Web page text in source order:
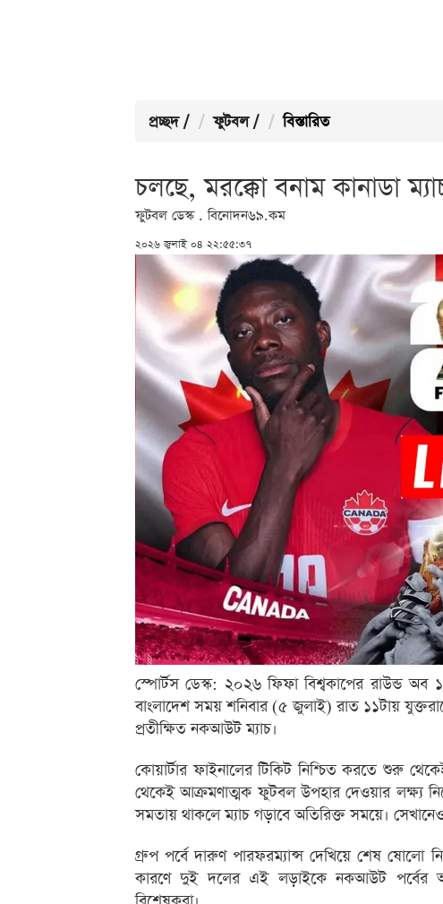
প্রচ্ছদ / ফুটবল / বিস্তারিত
চলছে, মরক্কো বনাম কানাডা
ফুটবল ডেস্ক . বিনোদন৬৯.কম
২০২৬ জুলাই ০৪ ২২:৫৫:৩৭
স্পোর্টস ডেস্ক: ২০২৬ ফিফা বিশ্বকাপের রাউন্ড অব
বাংলাদেশ সময় শনিবার (৫ জুলাই) রাত ১১টায়
প্রতীক্ষিত নকআউট ম্যাচ।
কোয়ার্টার ফাইনালের টিকিট নিশ্চিত করতে শুরু
থেকেই আক্রমণাত্মক ফুটবল উপহার দেওয়ার লক্ষ্য
সমতায় থাকলে ম্যাচ গড়াবে অতিরিক্ত সময়ে। সেখানেও
গ্রুপ পর্বে দারুণ পারফরম্যান্স দেখিয়ে শেষ ষোলো
কারণে দুই দলের এই লড়াইকে নকআউট পর্বের